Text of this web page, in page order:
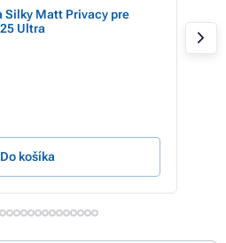
Silky Matt Privacy pre
Ultra
Do košíka